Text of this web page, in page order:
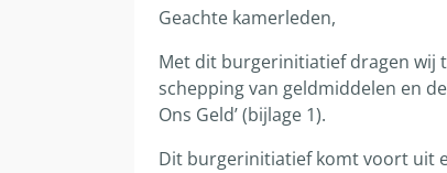
Geachte kamerleden,
Met dit burgerinitiatief dragen wij
schepping van geldmiddelen en
Ons Geld’ (bijlage 1).
Dit burgerinitiatief komt voort uit